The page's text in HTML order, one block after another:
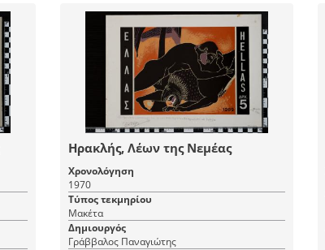
Ηρακλής, Λέων της Νεμέας
Χρονολόγηση
1970
Τύπος τεκμηρίου
Μακέτα
Δημιουργός
Γράββαλος Παναγιώτης